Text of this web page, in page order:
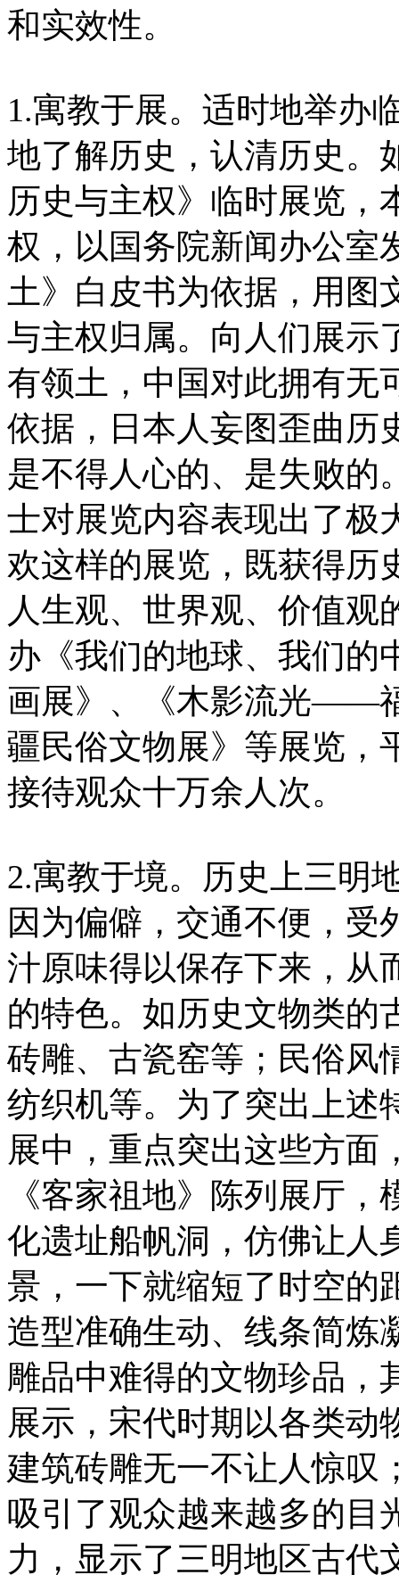
和实效性。
1.寓教于展。适时地举办
地了解历史，认清历史。
历史与主权》临时展览，
权，以国务院新闻办公室
土》白皮书为依据，用图
与主权归属。向人们展示
有领土，中国对此拥有无
依据，日本人妄图歪曲历
是不得人心的、是失败的
士对展览内容表现出了极
欢这样的展览，既获得历
人生观、世界观、价值观
办《我们的地球、我们的
画展》、《木影流光——
疆民俗文物展》等展览，
接待观众十万余人次。
2.寓教于境。历史上三明
因为偏僻，交通不便，受
汁原味得以保存下来，从
的特色。如历史文物类的
砖雕、古瓷窑等；民俗风
纺织机等。为了突出上述
展中，重点突出这些方面
《客家祖地》陈列展厅
化遗址船帆洞，仿佛让人
景，一下就缩短了时空的
造型准确生动、线条简炼
雕品中难得的文物珍品，
展示，宋代时期以各类动
建筑砖雕无一不让人惊叹
吸引了观众越来越多的目
力，显示了三明地区古代